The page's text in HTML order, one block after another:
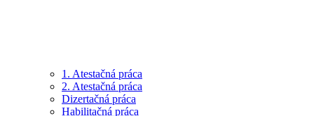
1. Atestačná práca
2. Atestačná práca
Dizertačná práca
Habilitačná práca